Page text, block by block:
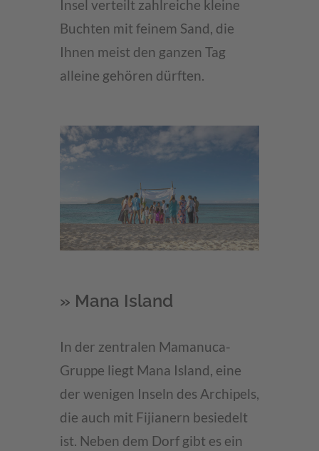
Insel verteilt zahlreiche kleine
Buchten mit feinem Sand, die
Ihnen meist den ganzen Tag
alleine gehören dürften.
» Mana Island
In der zentralen Mamanuca-
Gruppe liegt Mana Island, eine
der wenigen Inseln des Archipels,
die auch mit Fijianern besiedelt
ist. Neben dem Dorf gibt es ein